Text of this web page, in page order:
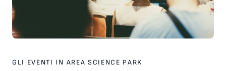
dagli ecosistemi dell’innovazione. Creare le condizioni perché
altre imprese possano intraprendere percorsi di crescita
simili è una delle sfide che Area Science Park intende
contribuire a raccogliere, rafforzando il proprio ruolo a
GLI EVENTI IN AREA SCIENCE PARK